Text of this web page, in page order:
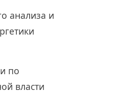
анализа и
по
власти